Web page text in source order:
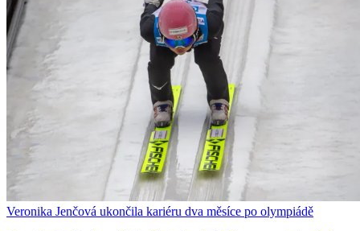
Veronika Jenčová ukončila kariéru dva měsíce po olympiádě